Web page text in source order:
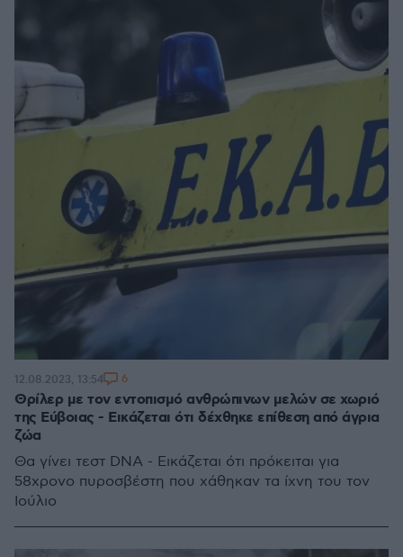
Θρίλερ με τον εντοπισμό ανθρώπινων μελών σε χωριό
της Εύβοιας - Εικάζεται ότι δέχθηκε επίθεση από άγρια
ζώα
Θα γίνει τεστ DNA - Εικάζεται ότι πρόκειται για
58χρονο πυροσβέστη που χάθηκαν τα ίχνη του τον
Ιούλιο
12.08.2023, 13:54 6